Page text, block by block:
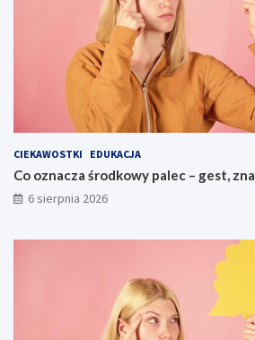
CIEKAWOSTKI EDUKACJA
Co oznacza środkowy palec – gest,
6 sierpnia 2026